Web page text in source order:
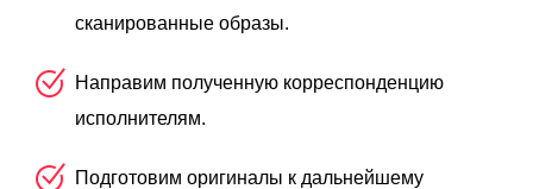
сканированные образы.
Направим полученную корреспонденцию
исполнителям.
Подготовим оригиналы к дальнейшему